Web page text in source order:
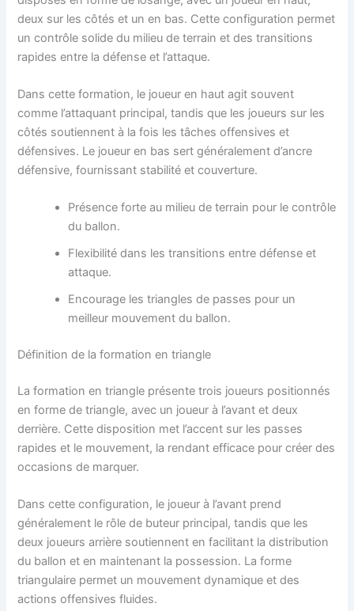
deux sur les côtés et un en bas. Cette configuration permet
un contrôle solide du milieu de terrain et des transitions
rapides entre la défense et l’attaque.
Dans cette formation, le joueur en haut agit souvent
comme l’attaquant principal, tandis que les joueurs sur les
côtés soutiennent à la fois les tâches offensives et
défensives. Le joueur en bas sert généralement d’ancre
défensive, fournissant stabilité et couverture.
Présence forte au milieu de terrain pour le contrôle
du ballon.
Flexibilité dans les transitions entre défense et
attaque.
Encourage les triangles de passes pour un
meilleur mouvement du ballon.
Définition de la formation en triangle
La formation en triangle présente trois joueurs positionnés
en forme de triangle, avec un joueur à l’avant et deux
derrière. Cette disposition met l’accent sur les passes
rapides et le mouvement, la rendant efficace pour créer des
occasions de marquer.
Dans cette configuration, le joueur à l’avant prend
généralement le rôle de buteur principal, tandis que les
deux joueurs arrière soutiennent en facilitant la distribution
du ballon et en maintenant la possession. La forme
triangulaire permet un mouvement dynamique et des
actions offensives fluides.